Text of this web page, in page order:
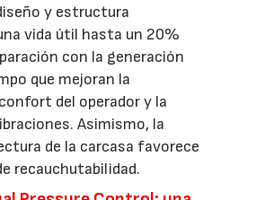
y estructura
vida útil hasta un 20%
con la generación
que mejoran la
del operador y la
Asimismo, la
de la carcasa favorece
recauchutabilidad.